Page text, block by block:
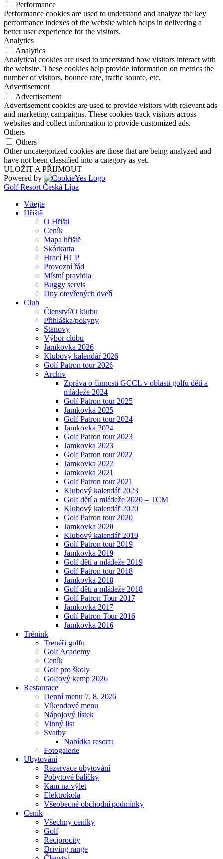
Performance
Performance cookies are used to understand and analyze the key
performance indexes of the website which helps in delivering a
better user experience for the visitors.
Analytics
Analytics
Analytical cookies are used to understand how visitors interact with
the website. These cookies help provide information on metrics the
number of visitors, bounce rate, traffic source, etc.
Advertisement
Advertisement
Advertisement cookies are used to provide visitors with relevant ads
and marketing campaigns. These cookies track visitors across
websites and collect information to provide customized ads.
Others
Others
Other uncategorized cookies are those that are being analyzed and
have not been classified into a category as yet.
ULOŽIT A PŘIJMOUT
Powered by
Golf Resort Česká Lípa
Vítejte
Hřiště
O Hřišti
Ceník
Mapa hřiště
Skórkarta
Hrací HCP
Provozní řád
Místní pravidla
Buggy servis
Dny otevřených dveří
Club
Členství/O klubu
Přihláška/pokyny
Stanovy
Výbor clubu
Jamkovka 2026
Klubový kalendář 2026
Golf Patron tour 2026
Archiv
Zpráva o činnosti GCCL v oblasti golfu dětí a
mládeže 2024
Golf Patron tour 2025
Jamkovka 2025
Golf Patron tour 2024
Jamkovka 2024
Golf Patron tour 2023
Jamkovka 2023
Golf Patron tour 2022
Jamkovka 2022
Jamkovka 2021
Golf Patron tour 2021
Klubový kalendář 2023
Golf dětí a mládeže 2020 – TCM
Klubový kalendář 2020
Golf Patron tour 2020
Jamkovka 2020
Klubový kalendář 2019
Golf Patron tour 2019
Jamkovka 2019
Golf dětí a mládeže 2019
Golf Patron tour 2018
Jamkovka 2018
Golf dětí a mládeže 2018
Golf Patron Tour 2017
Jamkovka 2017
Golf Patron Tour 2016
Jamkovka 2016
Trénink
Trenéři golfu
Golf Academy
Ceník
Golf pro školy
Golfový kemp 2026
Restaurace
Denní menu 7. 8. 2026
Víkendové menu
Nápojový lístek
Vinný list
Svatby
Nabídka resortu
Fotogalerie
Ubytování
Rezervace ubytování
Pobytové balíčky
Kam na výlet
Elektrokola
Všeobecné obchodní podmínky
Ceník
Všechny ceníky
Golf
Reciprocity
Driving range